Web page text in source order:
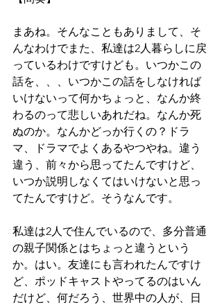
まあね。そんなこともありまして、そ
んなわけでまた、私達は2人暮らしに戻
っているわけですけども。いつかこの
話を、、、いつかこの話をしなければ
いけないって何かちょっと、なんか終
わるのって悲しいあれだね。なんか死
ぬのか。なんかどっか行くの？ドラ
マ、ドラマでよくあるやつやね。違う
違う、前々から思ってたんですけど、
いつか説明しなくてはいけないと思っ
てたんですけど。そうなんです。
私達は2人で住んでいるので、多分普通
の親子関係とはちょっと違うという
か。はい。友達にも言われたんですけ
ど、ポッドキャストやってるのはいん
だけど、何だろう、世界中の人が、日